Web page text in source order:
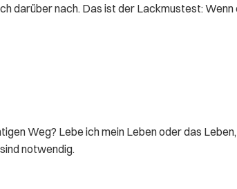
darüber nach. Das ist der Lackmustest:
Weg? Lebe ich mein Leben oder das
notwendig.